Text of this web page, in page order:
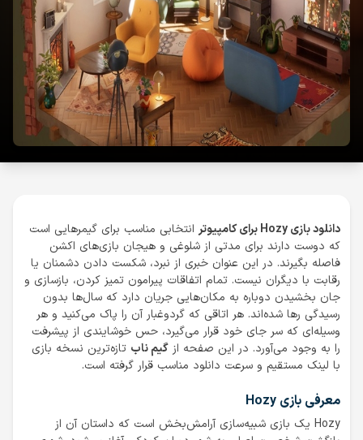
دانلود بازی Hozy برای کامپیوتر
انتخابی مناسب برای گیمرهایی است
که دوست دارند برای مدتی از شلوغی و هیجان بازی‌های اکشن
فاصله بگیرند. در این عنوان خبری از نبرد، شکست دادن دشمنان یا
رقابت با دیگران نیست. تمام اتفاقات پیرامون تمیز کردن، بازسازی و
جان بخشیدن دوباره به مکان‌هایی جریان دارد که سال‌ها بدون
رسیدگی رها شده‌اند. هر اتاقی که گردوغبار آن را پاک می‌کنید و هر
وسیله‌ای که سر جای خود قرار می‌گیرد، حس خوشایندی از پیشرفت
را به وجود می‌آورد. در این صفحه از گیم ناب تازه‌ترین نسخه بازی
با لینک مستقیم و سرعت دانلود مناسب قرار گرفته است.
معرفی بازی Hozy
Hozy یک بازی شبیه‌سازی آرامش‌بخش است که داستان آن از